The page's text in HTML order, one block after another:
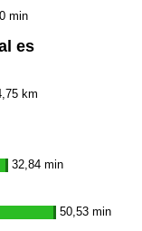
min
es
km
32,84 min
50,53 min